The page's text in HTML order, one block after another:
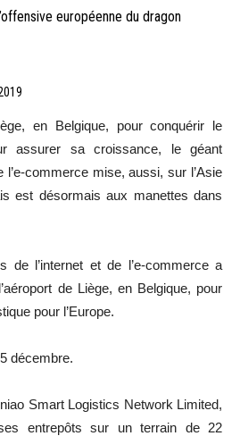
européenne du dragon
en Belgique, pour conquérir le
assurer sa croissance, le géant
l’e-commerce mise, aussi, sur l’Asie
est désormais aux manettes dans
de l’internet et de l’e-commerce a
de Liège, en Belgique, pour
pour l’Europe.
décembre.
Smart Logistics Network Limited,
entrepôts sur un terrain de 22